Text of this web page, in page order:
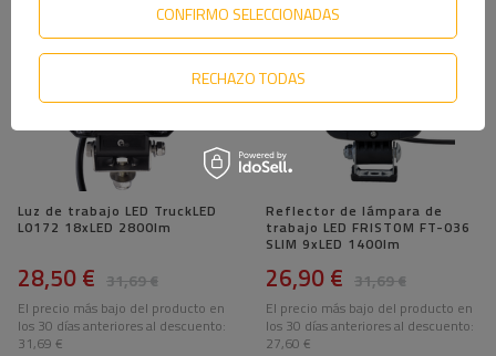
Luz de trabajo LED TruckLED
L0172 18xLED 2800lm
31,69 €
28,50 €
El precio más bajo del producto en
los 30 días anteriores al descuento:
31,69 €
Reflector de lámpara de
trabajo LED FRISTOM FT-036
SLIM 9xLED 1400lm
31,69 €
26,90 €
El precio más bajo del producto en
los 30 días anteriores al descuento:
27,60 €
CONFIRMO SELECCIONADAS
RECHAZO TODAS